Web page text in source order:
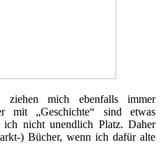
ziehen mich ebenfalls immer
mit „Geschichte“ sind etwas
ich nicht unendlich Platz. Daher
) Bücher, wenn ich dafür alte